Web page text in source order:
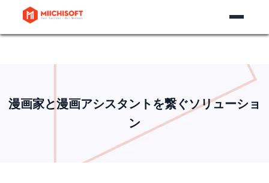
漫画家と漫画アシスタントを繋ぐソリューショ
ン